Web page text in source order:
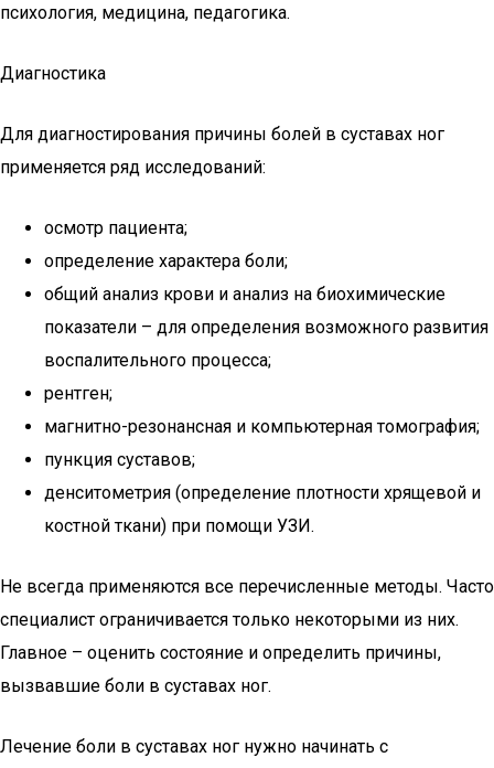
психология, медицина, педаго­гика.
Диагностика
Для диагностирования причины болей в суставах ног
применяется ряд исследований:
осмотр пациента;
определение характера боли;
общий анализ крови и анализ на биохимические
показатели – для определения возможного развития
воспалительного процесса;
рентген;
магнитно-резонансная и компьютерная томография;
пункция суставов;
денситометрия (определение плотности хрящевой и
костной ткани) при помощи УЗИ.
Не всегда применяются все перечисленные методы. Часто
специалист ограничивается только некоторыми из них.
Главное – оценить состояние и определить причины,
вызвавшие боли в суставах ног.
Лечение боли в суставах ног нужно начинать с